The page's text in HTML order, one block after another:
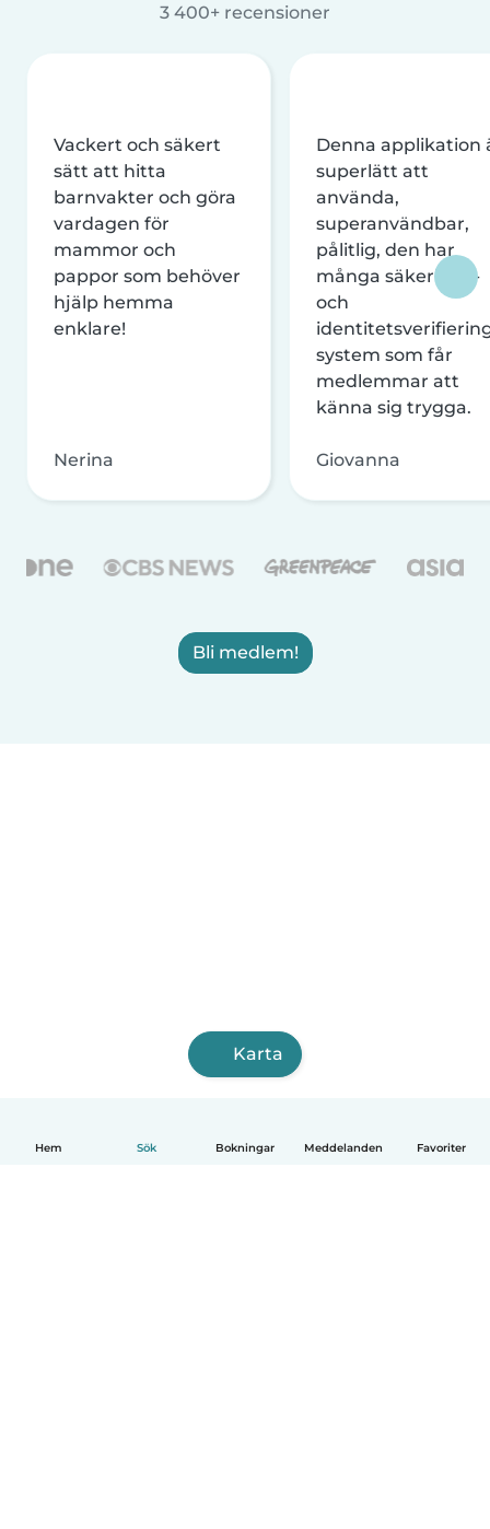
Hem Sök Bokningar Meddelanden Favoriter
3 400+ recensioner
Vackert och säkert
sätt att hitta
barnvakter och göra
vardagen för
mammor och
pappor som behöver
hjälp hemma
enklare!
Nerina
Denna applikation
superlätt att
använda,
superanvändbar,
pålitlig, den har
många säkerhets-
och
system som får
medlemmar att
känna sig trygga.
Giovanna
Bli medlem!
Karta